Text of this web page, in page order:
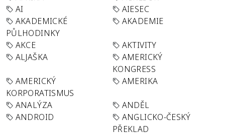
AI
AIESEC
AKADEMICKÉ
PŮLHODINKY
AKADEMIE
AKCE
AKTIVITY
ALJAŠKA
AMERICKÝ
KONGRESS
AMERICKÝ
KORPORATISMUS
AMERIKA
ANALÝZA
ANDĚL
ANDROID
ANGLICKO-ČESKÝ
PŘEKLAD